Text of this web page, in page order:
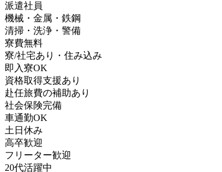
派遣社員
機械・金属・鉄鋼
清掃・洗浄・警備
寮費無料
寮/社宅あり・住み込み
即入寮OK
資格取得支援あり
赴任旅費の補助あり
社会保険完備
車通勤OK
土日休み
高卒歓迎
フリーター歓迎
20代活躍中